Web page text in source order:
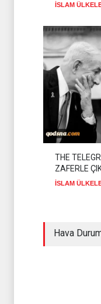
İSLAM
THE
ZAFERLE
İSLAM
Hava